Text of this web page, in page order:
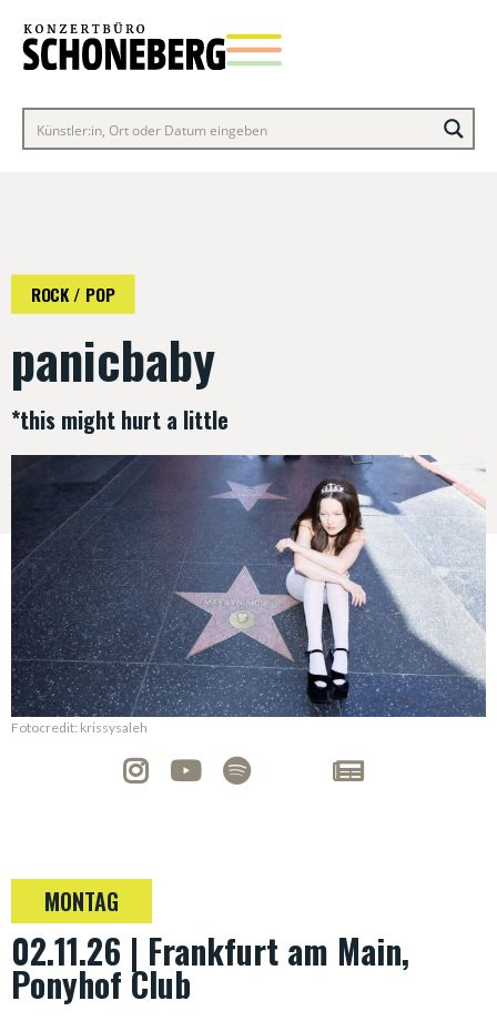
ROCK / POP
panicbaby
*this might hurt a little
Fotocredit: krissysaleh
MONTAG
02.11.26 | Frankfurt am Main,
Ponyhof Club